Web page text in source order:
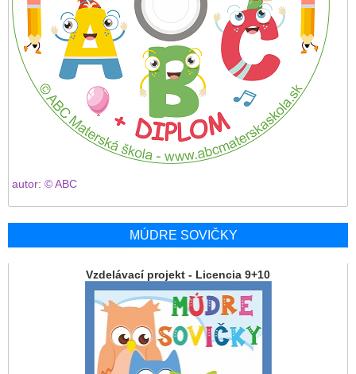
autor: © ABC
MÚDRE SOVIČKY
Vzdelávací projekt - Licencia 9+10